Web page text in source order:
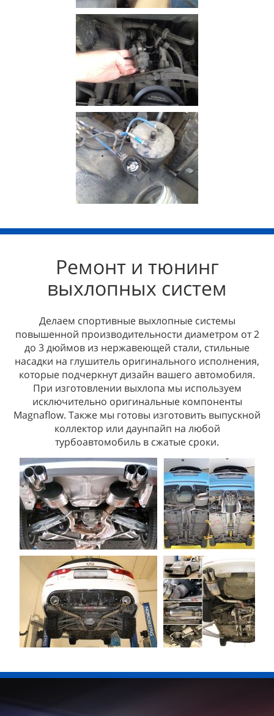
Ремонт и тюнинг
выхлопных систем
Делаем спортивные выхлопные системы
повышенной производительности диаметром от 2
до 3 дюймов из нержавеющей стали, стильные
насадки на глушитель оригинального исполнения,
которые подчеркнут дизайн вашего автомобиля.
При изготовлении выхлопа мы используем
исключительно оригинальные компоненты
Magnaflow. Также мы готовы изготовить выпускной
коллектор или даунпайп на любой
турбоавтомобиль в сжатые сроки.